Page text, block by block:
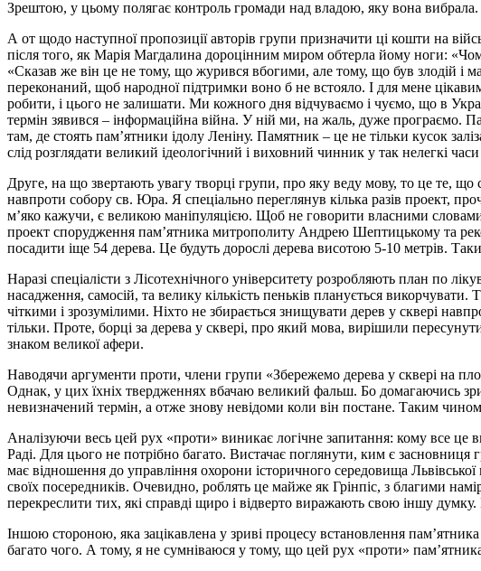
Зрештою, у цьому полягає контроль громади над владою, яку вона вибрала.
А от щодо наступної пропозиції авторів групи призначити ці кошти на
після того, як Марія Магдалина дороцінним миром обтерла йому ноги:
«Сказав же він це не тому, що журився вбогими, але тому, що був злодій і
переконаний, щоб народної підтримки воно б не встояло. І для мене
робити, і цього не залишати. Ми кожного дня відчуваємо і чуємо, що в
термін зявився – інформаційна війна. У ній ми, на жаль, дуже програємо.
там, де стоять пам’ятники ідолу Леніну. Памятник – це не тільки кусок
слід розглядати великий ідеологічний і виховний чинник у так нелегкі
Друге, на що звертають увагу творці групи, про яку веду мову, то це те,
навпроти собору св. Юра. Я спеціально переглянув кілька разів проект,
м’яко кажучи, є великою маніпуляцією. Щоб не говорити власними
проект спорудження пам’ятника митрополиту Андрею Шептицькому та
посадити іще 54 дерева. Це будуть дорослі дерева висотою 5-10 метрів.
Наразі спеціалісти з Лісотехнічного університету розробляють план по
насадження, самосій, та велику кількість пеньків планується викорчувати.
чіткими і зрозумілими. Ніхто не збирається знищувати дерев у сквері
тільки. Проте, борці за дерева у сквері, про який мова, вирішили
знаком великої афери.
Наводячи аргументи проти, члени групи «Збережемо дерева у сквері на
Однак, у цих їхніх твердженнях вбачаю великий фальш. Бо домагаючись
невизначений термін, а отже знову невідоми коли він постане. Таким
Аналізуючи весь цей рух «проти» виникає логічне запитання: кому все це
Раді. Для цього не потрібно багато. Вистачає поглянути, ким є
має відношення до управління охорони історичного середовища
своїх посередників. Очевидно, роблять це майже як Грінпіс, з благими
перекреслити тих, які справді щиро і відверто виражають свою іншу
Іншою стороною, яка зацікавлена у зриві процесу встановлення
багато чого. А тому, я не сумніваюся у тому, що цей рух «проти»